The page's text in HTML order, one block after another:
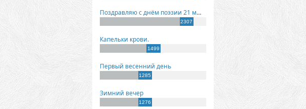
Поздравляю с днём поэзии 21 марта!
2307
Капельки крови.
1499
Первый весенний день
1285
Зимний вечер
1276